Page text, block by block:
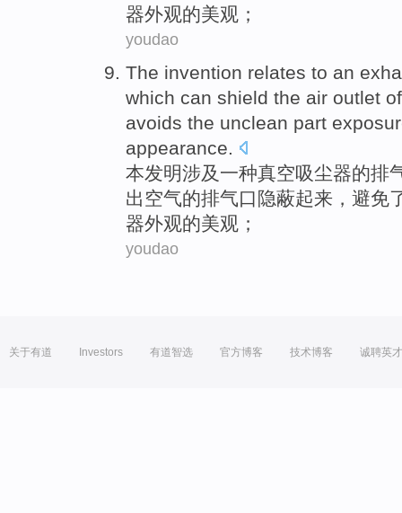
器外观的美观；
youdao
The invention relates to an
which can shield the air outlet of
avoids the unclean part
appearance.
本发明涉及 一种真空吸尘器的排
出空气的排气口隐蔽起来， 避免
器外观的美观；
youdao
关于有道 Investors 有道智选 官方博客 技术博客 诚聘英才